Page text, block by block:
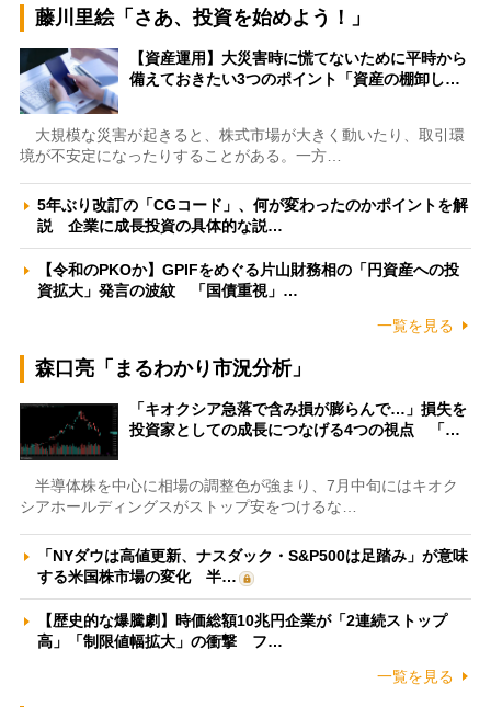
藤川里絵「さあ、投資を始めよう！」
【資産運用】大災害時に慌てないために平時から
備えておきたい3つのポイント「資産の棚卸し…
大規模な災害が起きると、株式市場が大きく動いたり、取引環
境が不安定になったりすることがある。一方…
5年ぶり改訂の「CGコード」、何が変わったのかポイントを解
説 企業に成長投資の具体的な説…
【令和のPKOか】GPIFをめぐる片山財務相の「円資産への投
資拡大」発言の波紋 「国債重視」…
一覧を見る
森口亮「まるわかり市況分析」
「キオクシア急落で含み損が膨らんで…」損失を
投資家としての成長につなげる4つの視点 「…
半導体株を中心に相場の調整色が強まり、7月中旬にはキオク
シアホールディングスがストップ安をつけるな…
「NYダウは高値更新、ナスダック・S&P500は足踏み」が意味
する米国株市場の変化 半…
【歴史的な爆騰劇】時価総額10兆円企業が「2連続ストップ
高」「制限値幅拡大」の衝撃 フ…
一覧を見る